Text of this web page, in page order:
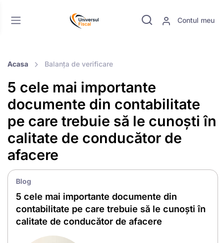
Contul meu
Acasa Balanța de verificare
5 cele mai importante
documente din contabilitate
pe care trebuie să le cunoști în
calitate de conducător de
afacere
Blog
5 cele mai importante documente din
contabilitate pe care trebuie să le cunoști în
calitate de conducător de afacere